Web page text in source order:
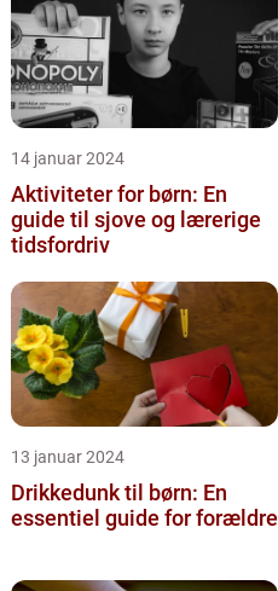
14 januar 2024
Aktiviteter for børn: En
guide til sjove og lærerige
tidsfordriv
13 januar 2024
Drikkedunk til børn: En
essentiel guide for forældre